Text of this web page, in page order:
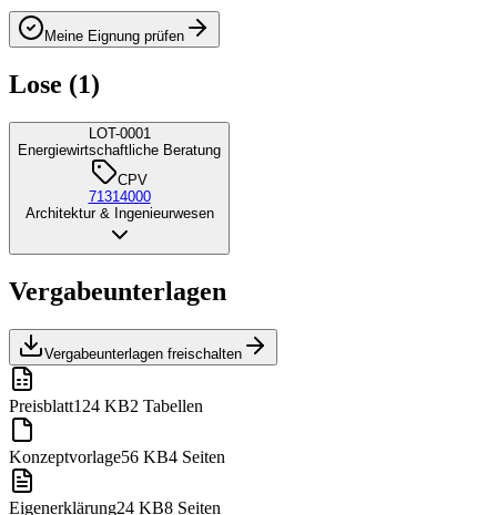
Meine Eignung prüfen
Lose (1)
LOT-0001
Energiewirtschaftliche Beratung
CPV
71314000
Architektur & Ingenieurwesen
Vergabeunterlagen
Vergabeunterlagen freischalten
Preisblatt124 KB2 Tabellen
Konzeptvorlage56 KB4 Seiten
Eigenerklärung24 KB8 Seiten